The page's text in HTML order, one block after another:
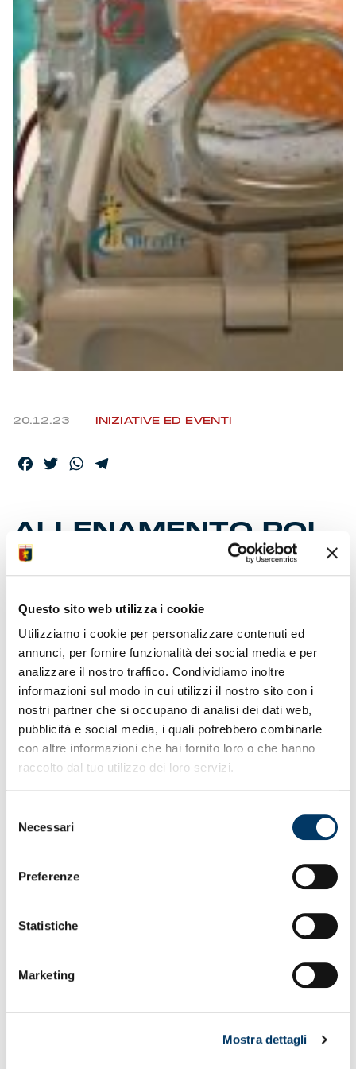
Questo sito web utilizza i cookie
Utilizziamo i cookie per personalizzare contenuti ed
annunci, per fornire funzionalità dei social media e per
analizzare il nostro traffico. Condividiamo inoltre
informazioni sul modo in cui utilizzi il nostro sito con i
nostri partner che si occupano di analisi dei dati web,
pubblicità e social media, i quali potrebbero combinarle
con altre informazioni che hai fornito loro o che hanno
raccolto dal tuo utilizzo dei loro servizi.
delNecessari
Preferenze
Statistiche
Marketing
Mostra dettagli
Summer Sale
Mare
Accessori
Party
Outlet
Helan x Genoa
Isolani x Genoa
Gift Card Online Store
20.12.23 INIZIATIVE ED EVENTI
Facebook
TwitterWhatsApp
ALLENAMENTO POI
VISITA AI BAMBINI
DEL GASLINI
Entrano nel rettilineo conclusivo i preparativi. Giovedì
conferenza, rifinitura e partenza per l’Emilia. Tra
riunioni tattiche ed esercitazioni tecniche, il Grifo si
focalizza sulla sfida con i neroverdi. Cena di squadra
ieri in centro con gli stati maggiori.
in visita agli ospiti dell’Istituto Gaslini, per portare gli auguri
e consegnare i doni nei reparti. Dirigenti, personale,
rappresentanza rossoblù. Alla fine un blitz alla Band degli
Orsi e i saluti al Genoa Club Gaslini che vanta centinaia di
compleanno, a cui hanno preso parte il club, i tifosi e gli